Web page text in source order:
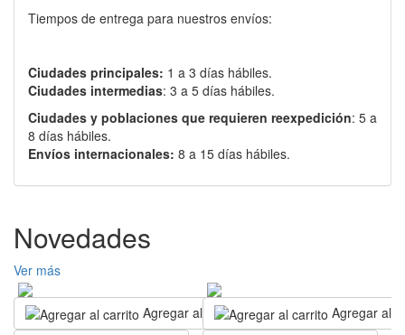
Tiempos de entrega para nuestros envíos:
Ciudades principales: 1 a 3 días hábiles.
Ciudades intermedias: 3 a 5 días hábiles.
Ciudades y poblaciones que requieren reexpedición: 5 a
8 días hábiles.
Envíos internacionales: 8 a 15 días hábiles.
Novedades
Ver más
Agregar al carrito
Agregar al